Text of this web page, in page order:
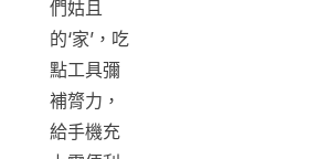
們姑且
的‘家’，吃
點工具彌
補膂力，
給手機充